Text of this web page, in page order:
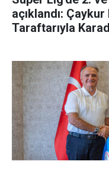
açıklandı:
Taraftarıyla